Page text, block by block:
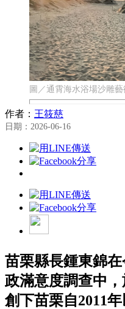
圖／通霄海水浴場沙雕藝
作者： 王筱慈
日期：2026-06-16
苗栗縣長鍾東錦
政滿意度調查中，
創下苗栗自2011